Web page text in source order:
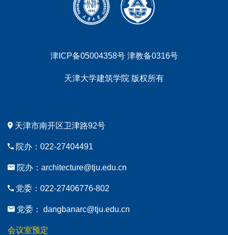
津ICP备05004358号 津教备0316号
天津大学建筑学院 版权所有
天津市南开区卫津路92号
院办：022-27404491
院办：architecture@tju.edu.cn
党委：022-27406776-802
党委： dangbanarc@tju.edu.cn
会议室预定